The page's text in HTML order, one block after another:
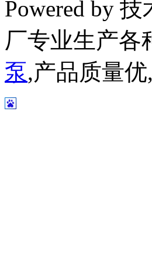
Powered by
厂专业生产各
泵,产品质量